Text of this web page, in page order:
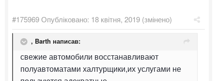
#175969Опубліковано: 18 квітня, 2019 (змінено)
, Barth написав:
свежие автомобили восстанавливают
полуавтоматами халтурщики,их услугами не